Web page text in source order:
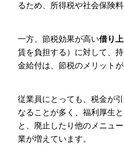
るため、所得税や社会保険
一方、節税効果が高い借り
賃を負担する）に対して、
金給付は、節税のメリットが
従業員にとっても、税金が
なることが多く、福利厚生
と、廃止したり他のメニュ
業が増えています。